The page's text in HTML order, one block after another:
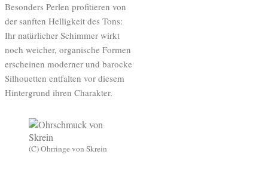
Besonders Perlen profitieren von
der sanften Helligkeit des Tons:
Ihr natürlicher Schimmer wirkt
noch weicher, organische Formen
erscheinen moderner und barocke
Silhouetten entfalten vor diesem
Hintergrund ihren Charakter.
(C) Ohrringe von Skrein